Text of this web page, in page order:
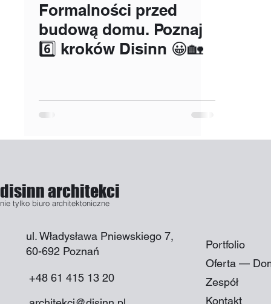
Formalności przed
budową domu. Poznaj
6️⃣ kroków Disinn 😀🏡
disinn architekci
nie tylko biuro architektoniczne
ul. Władysława Pniewskiego 7,
60-692 Poznań​
+48 61 415 13 20
Portfolio
Oferta —
Zespół
Kontakt